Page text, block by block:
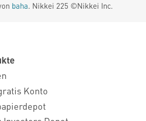
baha. Nikkei 225 ©Nikkei Inc.
Konto